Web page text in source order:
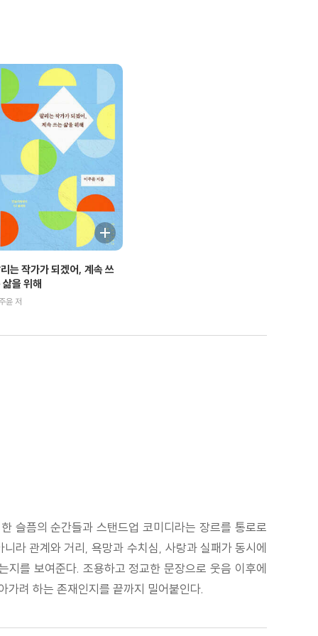
는 작가가 되겠어, 계속 쓰
삶을 위해
윤 저
한 슬픔의 순간들과 스탠드업 코미디라는 장르를 통로로
라 관계와 거리, 욕망과 수치심, 사랑과 실패가 동시에
를 보여준다. 조용하고 정교한 문장으로 웃음 이후에
가려 하는 존재인지를 끝까지 밀어붙인다.